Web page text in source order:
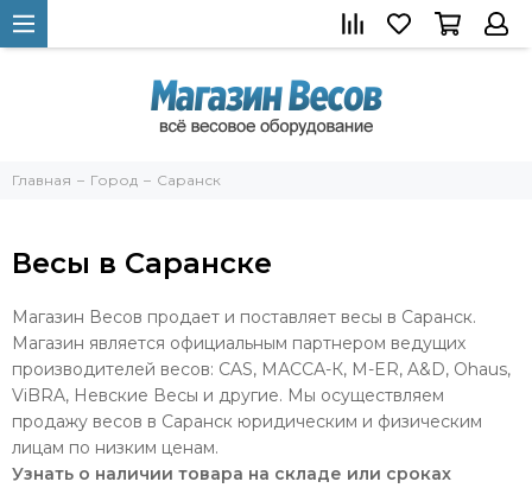
Главная Город Саранск
Весы в Саранске
Магазин Весов продает и поставляет весы в Саранск.
Магазин является официальным партнером ведущих
производителей весов: CAS, МАССА-К, M-ER, A&D, Ohaus,
ViBRA, Невские Весы и другие. Мы осуществляем
продажу весов в Саранск юридическим и физическим
лицам по низким ценам.
Узнать о наличии товара на складе или сроках